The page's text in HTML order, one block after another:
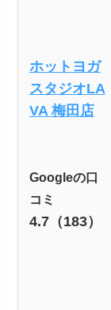
ホットヨガ
スタジオLA
VA 梅田店
Googleの口
コミ
4.7（183）